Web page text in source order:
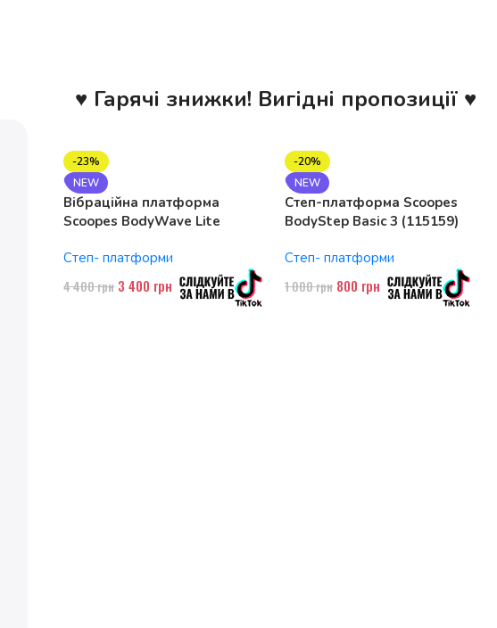
♥ Гарячі знижки! Вигідні пропозиції ♥
-23%
NEW
Вібраційна платформа
Scoopes BodyWave Lite
Степ- платформи
4 400грн 3 400 грн
-20%
NEW
Степ-платформа Scoopes
BodyStep Basic 3 (115159)
рівні
Степ- платформи
1 000грн 800 грн